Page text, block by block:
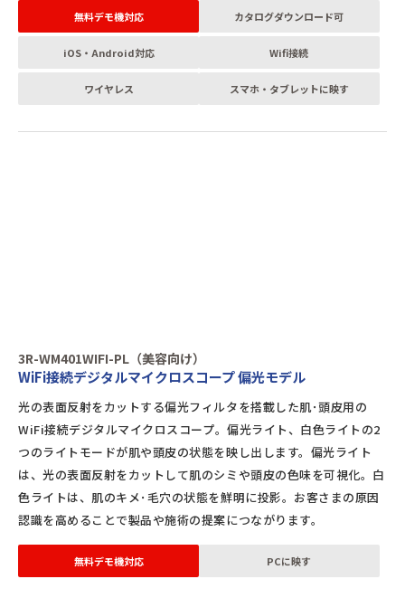
無料デモ機対応 カタログダウンロード可
iOS・Android対応 Wifi接続
ワイヤレス スマホ・タブレットに映す
3R-WM401WIFI-PL（美容向け）
WiFi接続デジタルマイクロスコープ 偏光モデル
光の表面反射をカットする偏光フィルタを搭載した肌･頭皮用の
WiFi接続デジタルマイクロスコープ。偏光ライト、白色ライトの2
つのライトモードが肌や頭皮の状態を映し出します。偏光ライト
は、光の表面反射をカットして肌のシミや頭皮の色味を可視化。白
色ライトは、肌のキメ･毛穴の状態を鮮明に投影。お客さまの原因
認識を高めることで製品や施術の提案につながります。
無料デモ機対応 PCに映す